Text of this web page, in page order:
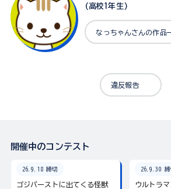
(高校1年生)
なっちゃんさんの作品
違反報告
開催中のコンテスト
26.9.18 締切
ゴジバーストに出てくる怪獣
26.9.30 締
ウルトラ